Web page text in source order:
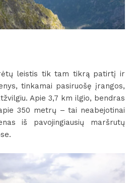
leistis tik tam tikrą patirtį ir
tinkamai pasiruošę įrangos,
Apie 3,7 km ilgio, bendras
350 metrų – tai neabejotinai
iš pavojingiausių maršrutų